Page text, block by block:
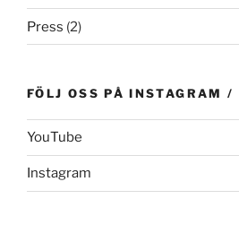
Press (2)
FÖLJ OSS PÅ INSTAGRAM /
YouTube
Instagram